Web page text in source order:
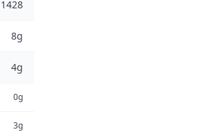
1428
8g
4g
0g
3g